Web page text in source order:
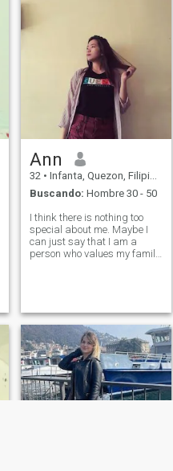
Ann
32 • Infanta, Quezon, Filipinas
Buscando: Hombre 30 - 50
I think there is nothing too
special about me. Maybe I
can just say that I am a
person who values my family
friendly enough to reply t